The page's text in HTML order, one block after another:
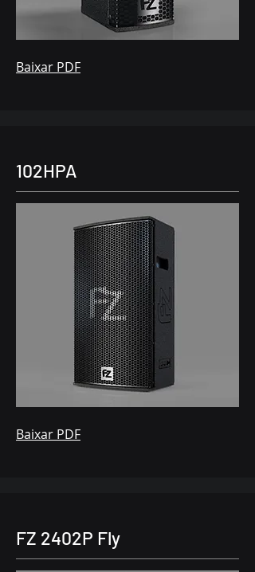
Baixar PDF
102HPA
Baixar PDF
FZ 2402P Fly